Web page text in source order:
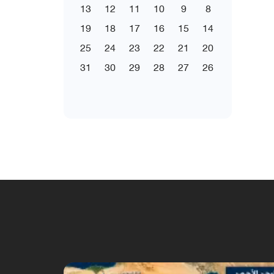
8
9
10
11
12
13
14
15
16
17
18
19
20
21
22
23
24
25
26
27
28
29
30
31